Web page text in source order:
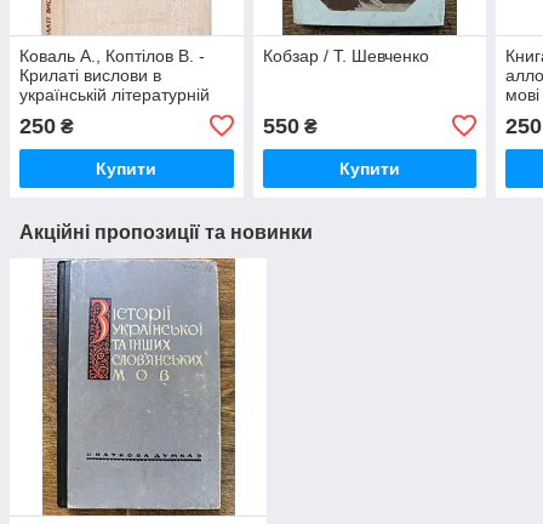
Коваль А., Коптілов В. -
Крилаті вислови в
українській літературній
250 ₴
Купити
Кобзар / Т. Шевченко
550₴
Купити
мові
250
Акційні пропозиції та новинки